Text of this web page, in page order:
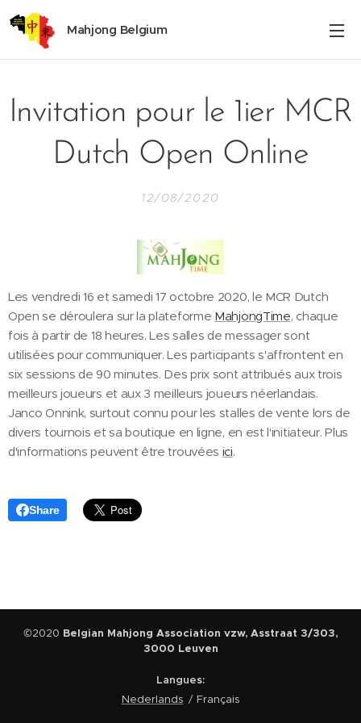
Mahjong Belgium
Invitation pour le 1ier MCR
Dutch Open Online
12/08/2020
Les vendredi 16 et samedi 17 octobre 2020, le MCR Dutch
Open se déroulera sur la plateforme MahjongTime, chaque
fois à partir de 18 heures. Les salles de messager sont
utilisées pour communiquer. Les participants s'affrontent en
six sessions de 90 minutes. Des prix sont attribués aux trois
meilleurs joueurs et aux 3 meilleurs joueurs néerlandais.
Janco Onnink, surtout connu pour les stalles de vente lors de
divers tournois et sa boutique en ligne, en est l'initiateur. Plus
d'informations peuvent être trouvées ici.
Share
©2020 Belgian Mahjong Association vzw, Asstraat 3/303,
3000 Leuven
Langues
Nederlands
Français